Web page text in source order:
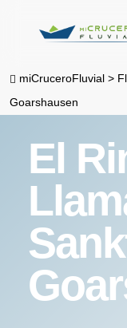
contentmiCruceroFluvial >
Goarshausen
El